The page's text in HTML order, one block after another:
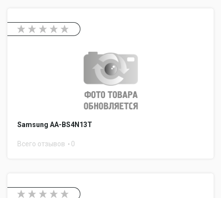
Samsung AA-BS4N13T
Всего отзывов 0